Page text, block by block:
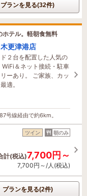
プランを見る(32件)
ホテル。軽朝食無料
更津港店
２台を配置した人気の
＆ネット接続・駐車
ーあり。 ご家族、カッ
適。
号線経由で約6km。
ツイン 朝のみ
計(税込)7,700円～
7,700円～/人(税込)
プランを見る(2件)